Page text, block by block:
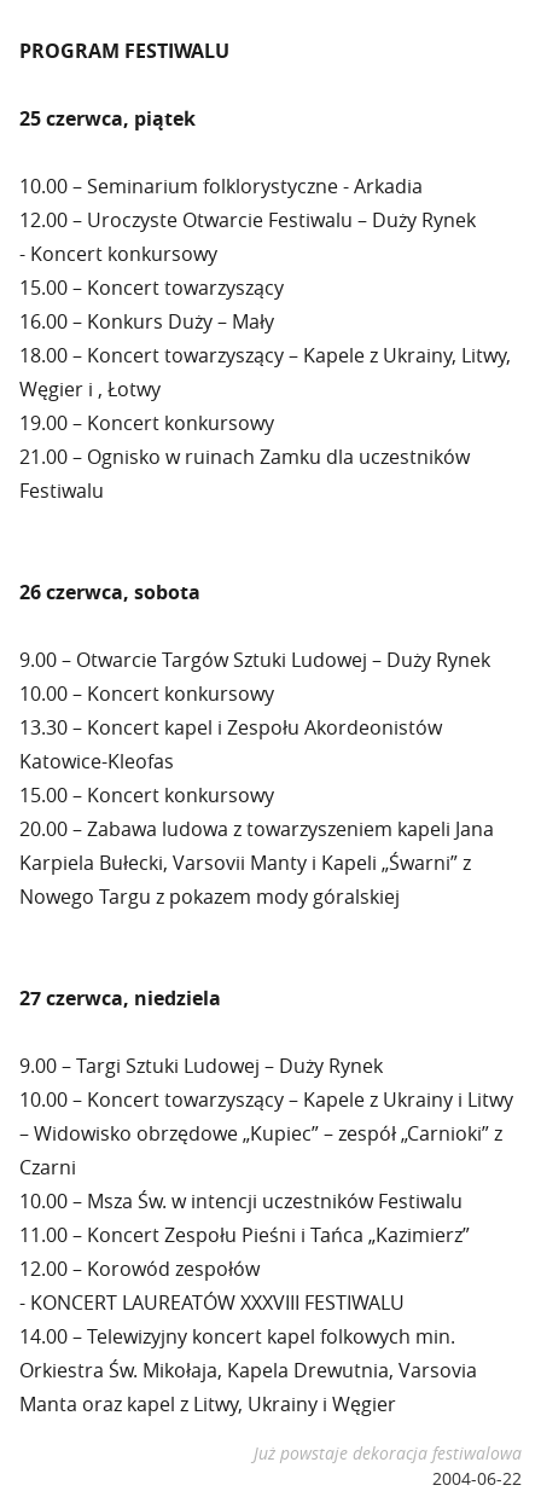
PROGRAM FESTIWALU
25 czerwca, piątek
10.00 – Seminarium folklorystyczne - Arkadia
12.00 – Uroczyste Otwarcie Festiwalu – Duży Rynek
- Koncert konkursowy
15.00 – Koncert towarzyszący
16.00 – Konkurs Duży – Mały
18.00 – Koncert towarzyszący – Kapele z Ukrainy, Litwy,
Węgier i , Łotwy
19.00 – Koncert konkursowy
21.00 – Ognisko w ruinach Zamku dla uczestników
Festiwalu
26 czerwca, sobota
9.00 – Otwarcie Targów Sztuki Ludowej – Duży Rynek
10.00 – Koncert konkursowy
13.30 – Koncert kapel i Zespołu Akordeonistów
Katowice-Kleofas
15.00 – Koncert konkursowy
20.00 – Zabawa ludowa z towarzyszeniem kapeli Jana
Karpiela Bułecki, Varsovii Manty i Kapeli „Śwarni” z
Nowego Targu z pokazem mody góralskiej
27 czerwca, niedziela
9.00 – Targi Sztuki Ludowej – Duży Rynek
10.00 – Koncert towarzyszący – Kapele z Ukrainy i Litwy
– Widowisko obrzędowe „Kupiec” – zespół „Carnioki” z
Czarni
10.00 – Msza Św. w intencji uczestników Festiwalu
11.00 – Koncert Zespołu Pieśni i Tańca „Kazimierz”
12.00 – Korowód zespołów
- KONCERT LAUREATÓW XXXVIII FESTIWALU
14.00 – Telewizyjny koncert kapel folkowych min.
Orkiestra Św. Mikołaja, Kapela Drewutnia, Varsovia
Manta oraz kapel z Litwy, Ukrainy i Węgier
Już powstaje dekoracja festiwalowa
2004-06-22